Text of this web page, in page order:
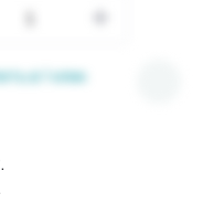
в 1 клик